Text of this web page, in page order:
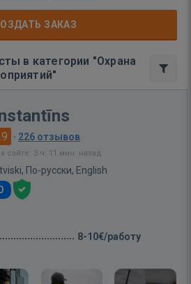
ЗАКАЗ
в категории "Охрана
· 226 отзывов
сайте: 3 ч. 11 мин. назад
По-русски, English
8-10€/работу